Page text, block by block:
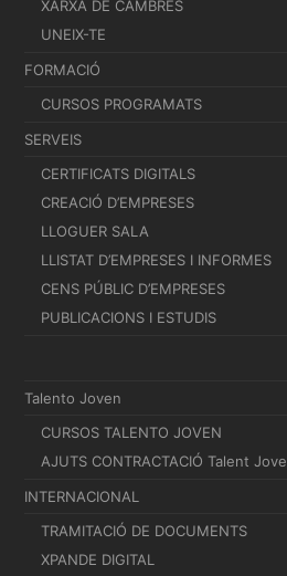
XARXA DE CAMBRES
UNEIX-TE
FORMACIÓ
CURSOS PROGRAMATS
SERVEIS
CERTIFICATS DIGITALS
CREACIÓ D’EMPRESES
LLOGUER SALA
LLISTAT D’EMPRESES I INFORMES
CENS PÚBLIC D’EMPRESES
PUBLICACIONS I ESTUDIS
Talento Joven
CURSOS TALENTO JOVEN
AJUTS CONTRACTACIÓ Talent Jove
INTERNACIONAL
TRAMITACIÓ DE DOCUMENTS
XPANDE DIGITAL